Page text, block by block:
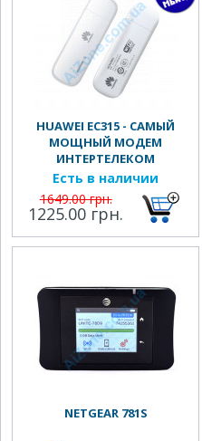
HUAWEI EC315 - САМЫЙ
МОЩНЫЙ МОДЕМ
ИНТЕРТЕЛЕКОМ
Есть в наличии
1649.00 грн.
1225.00 грн.
NETGEAR 781S